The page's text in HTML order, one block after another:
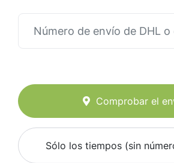
Comprobar el
Sólo los tiempos (sin